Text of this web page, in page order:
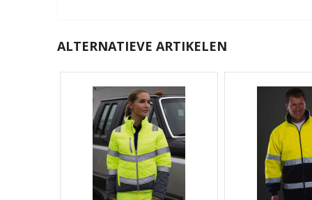
ALTERNATIEVE ARTIKELEN